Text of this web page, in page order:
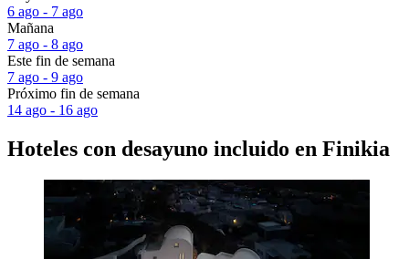
6 ago - 7 ago
Mañana
7 ago - 8 ago
Este fin de semana
7 ago - 9 ago
Próximo fin de semana
14 ago - 16 ago
Hoteles con desayuno incluido en Finikia